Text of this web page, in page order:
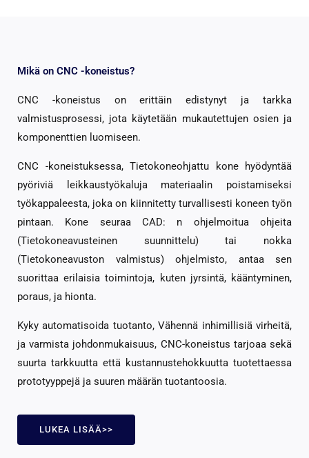
Mikä on CNC -koneistus?
CNC -koneistus on erittäin edistynyt ja tarkka
valmistusprosessi, jota käytetään mukautettujen osien ja
komponenttien luomiseen.
CNC -koneistuksessa, Tietokoneohjattu kone hyödyntää
pyöriviä leikkaustyökaluja materiaalin poistamiseksi
työkappaleesta, joka on kiinnitetty turvallisesti koneen työn
pintaan. Kone seuraa CAD: n ohjelmoitua ohjeita
(Tietokoneavusteinen suunnittelu) tai nokka
(Tietokoneavuston valmistus) ohjelmisto, antaa sen
suorittaa erilaisia ​​toimintoja, kuten jyrsintä, kääntyminen,
poraus, ja hionta.
Kyky automatisoida tuotanto, Vähennä inhimillisiä virheitä,
ja varmista johdonmukaisuus, CNC-koneistus tarjoaa sekä
suurta tarkkuutta että kustannustehokkuutta tuotettaessa
prototyyppejä ja suuren määrän tuotantoosia.
LUKEA LISÄÄ>>